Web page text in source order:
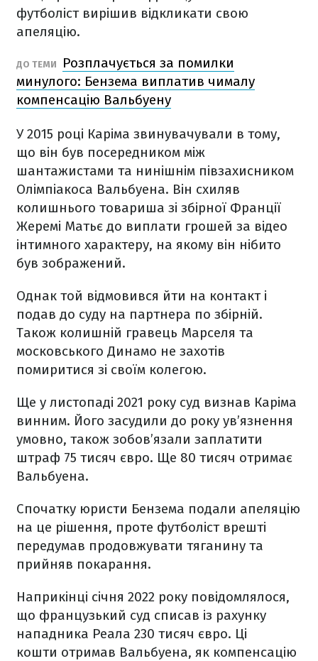
футболіст вирішив відкликати свою
апеляцію.
ДО ТЕМИ
Розплачується за помилки
минулого: Бензема виплатив чималу
компенсацію Вальбуену
У 2015 році Каріма звинувачували в тому,
що він був посередником між
шантажистами та нинішнім півзахисником
Олімпіакоса Вальбуена. Він схиляв
колишнього товариша зі збірної Франції
Жеремі Матьє до виплати грошей за відео
інтимного характеру, на якому він нібито
був зображений.
Однак той відмовився йти на контакт і
подав до суду на партнера по збірній.
Також колишній гравець Марселя та
московського Динамо не захотів
помиритися зі своїм колегою.
Ще у листопаді 2021 року суд визнав Каріма
винним. Його засудили до року ув’язнення
умовно, також зобов’язали заплатити
штраф 75 тисяч євро. Ще 80 тисяч отримає
Вальбуена.
Спочатку юристи Бензема подали апеляцію
на це рішення, проте футболіст врешті
передумав продовжувати тяганину та
прийняв покарання.
Наприкінці січня 2022 року повідомлялося,
що французький суд списав із рахунку
нападника Реала 230 тисяч євро. Ці
кошти отримав Вальбуена, як компенсацію